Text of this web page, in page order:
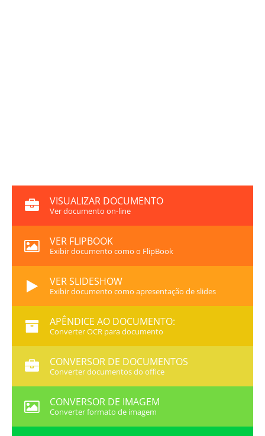
VISUALIZAR DOCUMENTO
Ver documento on-line
VER FLIPBOOK
Exibir documento como o FlipBook
VER SLIDESHOW
Exibir documento como apresentação de slides
APÊNDICE AO DOCUMENTO:
Converter OCR para documento
CONVERSOR DE DOCUMENTOS
Converter documentos do office
CONVERSOR DE IMAGEM
Converter formato de imagem